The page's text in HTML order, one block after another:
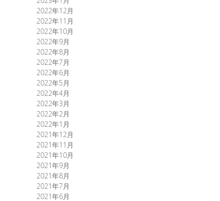
2022年12月
2022年11月
2022年10月
2022年9月
2022年8月
2022年7月
2022年6月
2022年5月
2022年4月
2022年3月
2022年2月
2022年1月
2021年12月
2021年11月
2021年10月
2021年9月
2021年8月
2021年7月
2021年6月